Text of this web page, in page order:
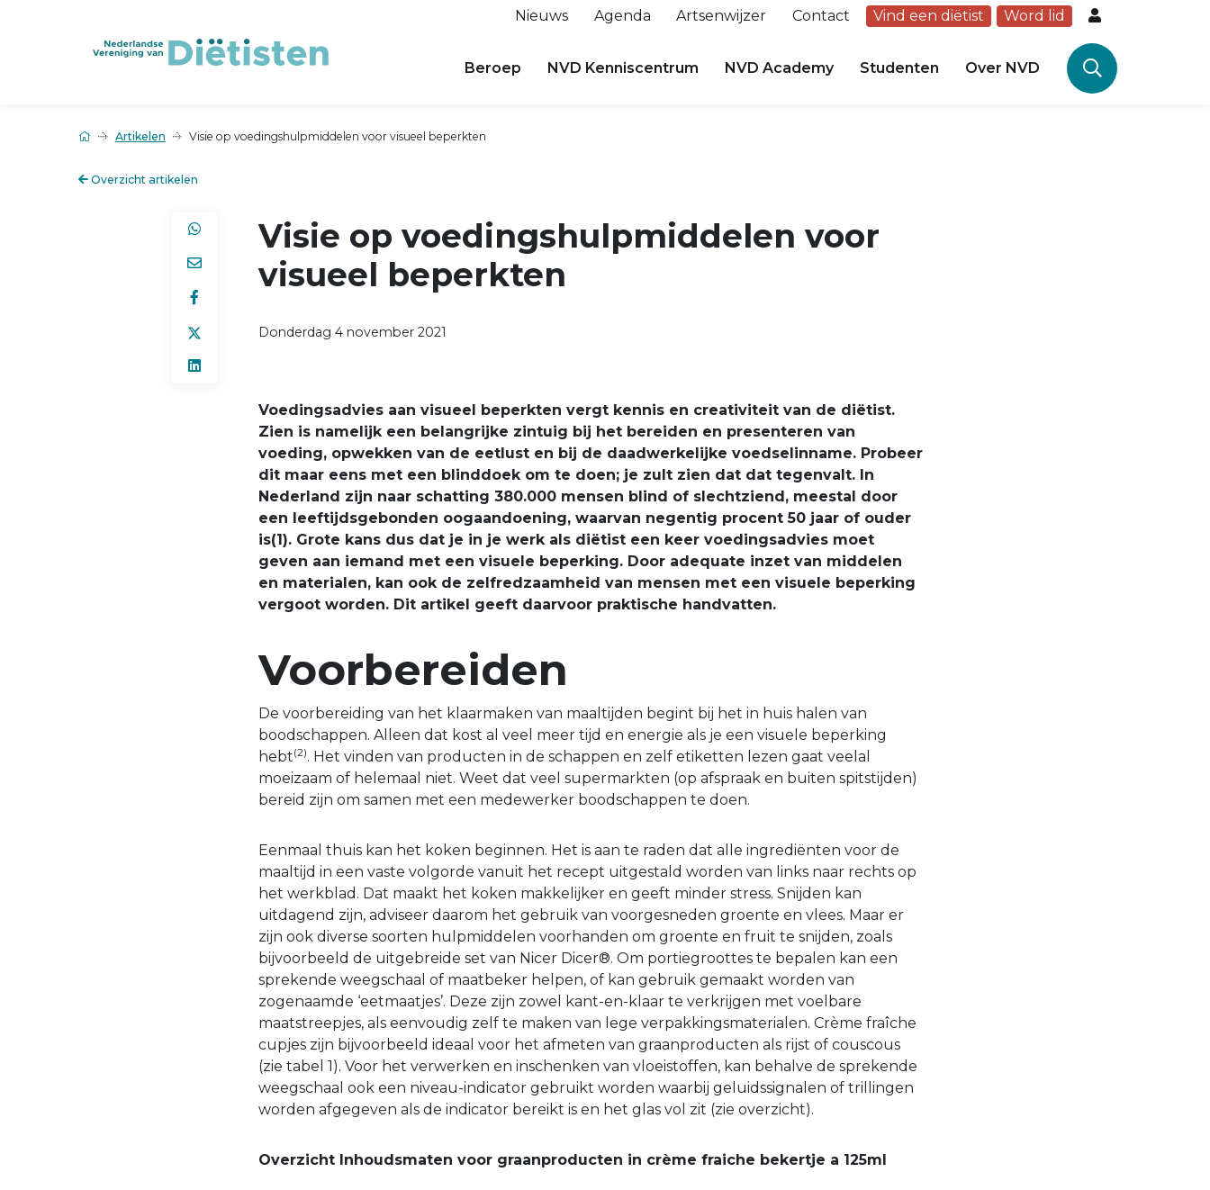
Nieuws Agenda Artsenwijzer Contact Vind een diëtist Word lid
Beroep NVD Kenniscentrum NVD Academy Studenten Over NVD
Artikelen Visie op voedingshulpmiddelen voor visueel beperkten
Overzicht artikelen
Visie op voedingshulpmiddelen voor
visueel beperkten
Donderdag 4 november 2021
Voedingsadvies aan visueel beperkten vergt kennis en creativiteit van de diëtist.
Zien is namelijk een belangrijke zintuig bij het bereiden en presenteren van
voeding, opwekken van de eetlust en bij de daadwerkelijke voedselinname. Probeer
dit maar eens met een blinddoek om te doen; je zult zien dat dat tegenvalt. In
Nederland zijn naar schatting 380.000 mensen blind of slechtziend, meestal door
een leeftijdsgebonden oogaandoening, waarvan negentig procent 50 jaar of ouder
is(1). Grote kans dus dat je in je werk als diëtist een keer voedingsadvies moet
geven aan iemand met een visuele beperking. Door adequate inzet van middelen
en materialen, kan ook de zelfredzaamheid van mensen met een visuele beperking
vergoot worden. Dit artikel geeft daarvoor praktische handvatten.
Voorbereiden
De voorbereiding van het klaarmaken van maaltijden begint bij het in huis halen van
boodschappen. Alleen dat kost al veel meer tijd en energie als je een visuele beperking
hebt(2). Het vinden van producten in de schappen en zelf etiketten lezen gaat veelal
moeizaam of helemaal niet. Weet dat veel supermarkten (op afspraak en buiten spitstijden)
bereid zijn om samen met een medewerker boodschappen te doen.
Eenmaal thuis kan het koken beginnen. Het is aan te raden dat alle ingrediënten voor de
maaltijd in een vaste volgorde vanuit het recept uitgestald worden van links naar rechts op
het werkblad. Dat maakt het koken makkelijker en geeft minder stress. Snijden kan
uitdagend zijn, adviseer daarom het gebruik van voorgesneden groente en vlees. Maar er
zijn ook diverse soorten hulpmiddelen voorhanden om groente en fruit te snijden, zoals
bijvoorbeeld de uitgebreide set van Nicer Dicer®. Om portiegroottes te bepalen kan een
sprekende weegschaal of maatbeker helpen, of kan gebruik gemaakt worden van
zogenaamde ‘eetmaatjes’. Deze zijn zowel kant-en-klaar te verkrijgen met voelbare
maatstreepjes, als eenvoudig zelf te maken van lege verpakkingsmaterialen. Crème fraîche
cupjes zijn bijvoorbeeld ideaal voor het afmeten van graanproducten als rijst of couscous
(zie tabel 1). Voor het verwerken en inschenken van vloeistoffen, kan behalve de sprekende
weegschaal ook een niveau-indicator gebruikt worden waarbij geluidssignalen of trillingen
worden afgegeven als de indicator bereikt is en het glas vol zit (zie overzicht).
Overzicht Inhoudsmaten voor graanproducten in crème fraiche bekertje a 125ml